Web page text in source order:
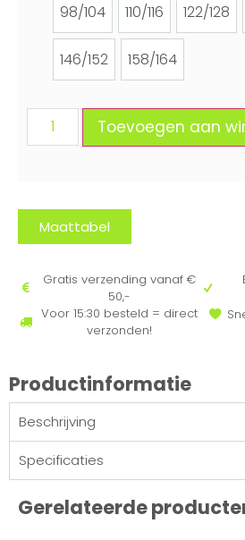
98/104
98/104
110/116
110/116
122/128
122/128
146/152
146/152
158/164
158/164
Toevoegen aan
Maattabel
Gratis verzending vanaf €
50,-
Voor 15:30 besteld = direct
verzonden!
Productinformatie
Beschrijving
Specificaties
Gerelateerde